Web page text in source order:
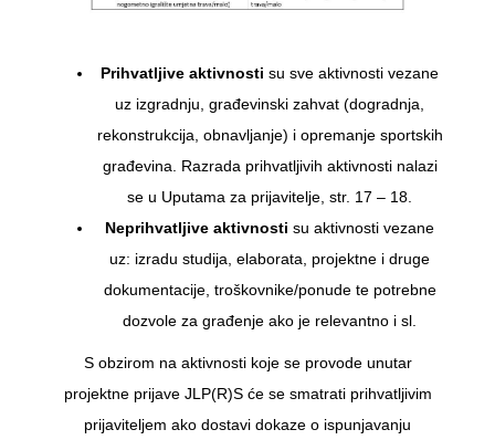
Prihvatljive aktivnosti su sve aktivnosti vezane
uz izgradnju, građevinski zahvat (dogradnja,
rekonstrukcija, obnavljanje) i opremanje sportskih
građevina. Razrada prihvatljivih aktivnosti nalazi
se u Uputama za prijavitelje, str. 17 – 18.
Neprihvatljive aktivnosti su aktivnosti vezane
uz: izradu studija, elaborata, projektne i druge
dokumentacije, troškovnike/ponude te potrebne
dozvole za građenje ako je relevantno i sl.
S obzirom na aktivnosti koje se provode unutar
projektne prijave JLP(R)S će se smatrati prihvatljivim
prijaviteljem ako dostavi dokaze o ispunjavanju